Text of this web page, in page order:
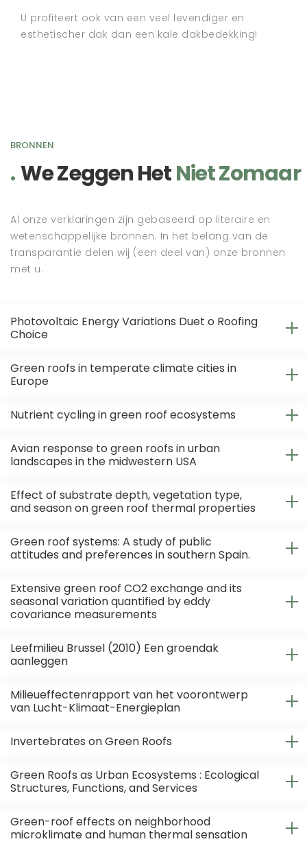
U profiteert ook van een veel levendiger en
esthetischer dak dan een kale dakbedekking!
BRONNEN
We Zeggen HetNiet Zomaar
Al onze verklaringen zijn gebaseerd op literaire en
wetenschappelijke bronnen. In het belang van de
transparantie delen wij (een deel van) onze bronnen
met u.
Photovoltaic Energy Variations Duet o Roofing
Choice
Green roofs in temperate climate cities in
Europe
Nutrient cycling in green roof ecosystems
Avian response to green roofs in urban
landscapes in the midwestern USA
Effect of substrate depth, vegetation type,
and season on green roof thermal properties
Green roof systems: A study of public
attitudes and preferences in southern Spain.
Extensive green roof CO2 exchange and its
seasonal variation quantified by eddy
covariance measurements
Leefmilieu Brussel (2010) Een groendak
aanleggen
Milieueffectenrapport van het voorontwerp
van Lucht-Klimaat-Energieplan
Invertebrates on Green Roofs
Green Roofs as Urban Ecosystems : Ecological
Structures, Functions, and Services
Green-roof effects on neighborhood
microklimate and human thermal sensation